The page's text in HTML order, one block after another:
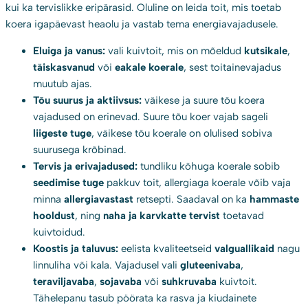
kui ka tervislikke eripärasid. Oluline on leida toit, mis toetab
koera igapäevast heaolu ja vastab tema energiavajadusele.
Eluiga ja vanus: vali kuivtoit, mis on mõeldud kutsikale,
täiskasvanud või eakale koerale, sest toitainevajadus
muutub ajas.
Tõu suurus ja aktiivsus: väikese ja suure tõu koera
vajadused on erinevad. Suure tõu koer vajab sageli
liigeste tuge, väikese tõu koerale on olulised sobiva
suurusega krõbinad.
Tervis ja erivajadused: tundliku kõhuga koerale sobib
seedimise tuge pakkuv toit, allergiaga koerale võib vaja
minna allergiavastast retsepti. Saadaval on ka hammaste
hooldust, ning naha ja karvkatte tervist toetavad
kuivtoidud.
Koostis ja taluvus: eelista kvaliteetseid valguallikaid nagu
linnuliha või kala. Vajadusel vali gluteenivaba,
teraviljavaba, sojavaba või suhkruvaba kuivtoit.
Tähelepanu tasub pöörata ka rasva ja kiudainete